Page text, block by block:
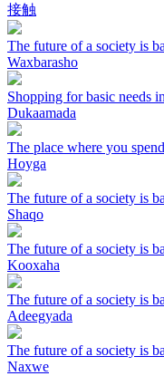
接触
The future of a society is
Waxbarasho
Shopping for basic needs
Dukaamada
The place where you
Hoyga
The future of a society is
Shaqo
The future of a society is
Kooxaha
The future of a society is
Adeegyada
The future of a society is
Naxwe